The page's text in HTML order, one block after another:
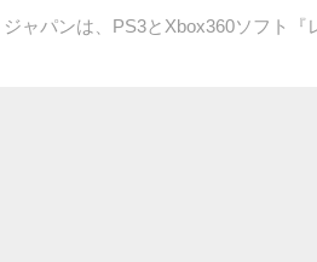
ャパンは、PS3とXbox360ソフト